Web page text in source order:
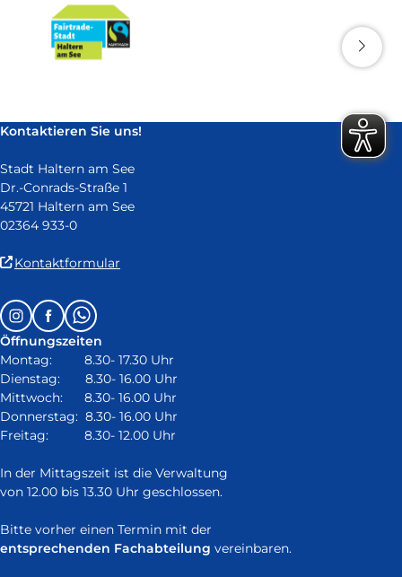
Kontaktieren Sie uns!
Stadt Haltern am See
Dr.-Conrads-Straße 1
45721 Haltern am See
02364 933-0
Kontaktformular
in
neuem
Fenster)
Follow
us
on:
InstagramFacebookWhatsapp
Öffnungszeiten
Montag: 8.30- 17.30 Uhr
Dienstag: 8.30- 16.00 Uhr
Mittwoch: 8.30- 16.00 Uhr
Donnerstag: 8.30- 16.00 Uhr
Freitag: 8.30- 12.00 Uhr
In der Mittagszeit ist die Verwaltung
von 12.00 bis 13.30 Uhr geschlossen.
Bitte vorher einen Termin mit der
entsprechenden Fachabteilung vereinbaren.